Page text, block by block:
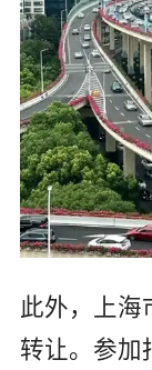
此外，上海
转让。参加